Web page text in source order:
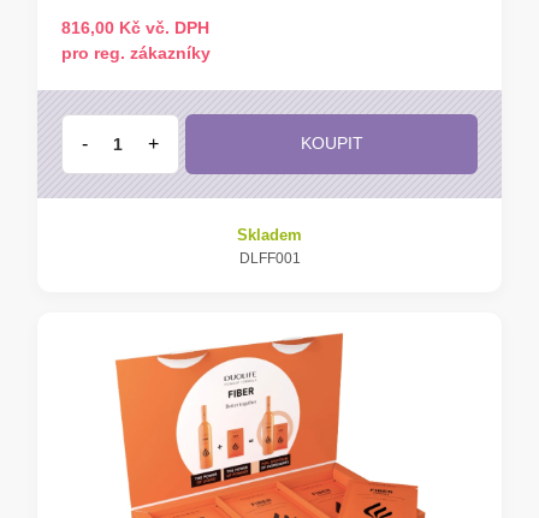
816,00 Kč vč. DPH
pro reg. zákazníky
- + KOUPIT
Skladem
DLFF001